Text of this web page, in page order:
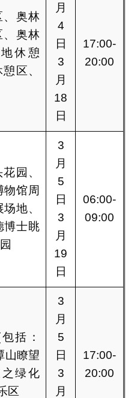
奥林
奥林
休憩
区、
月
4
日
3
月
18
日
17:00-
20:00
园、
物馆周
地、
博士眺
3
月
5
日
3
月
19
日
06:00-
09:00
括：
山瞭望
绿化
区
3
月
5
日
3
月
17:00-
20:00